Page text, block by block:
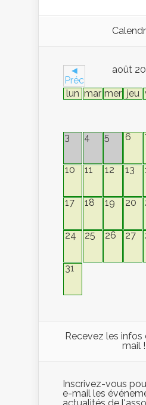
◄
Préc
août
lun mar mer jeu
3 4 5 6
10 11 12 13
17 18 19 20
24 25 26 27
31
Recevez les infos
mail !
Inscrivez-vous
e-mail les
actualités de